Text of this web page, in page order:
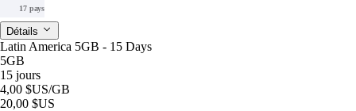
17 pays
Détails
Latin America 5GB - 15 Days
5GB
15 jours
4,00 $US/GB
20,00 $US